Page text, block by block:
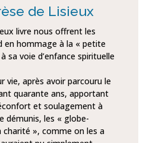
de Lisieux
livre nous offrent les
en hommage à la « petite
sa voie d’enfance spirituelle
vie, après avoir parcouru le
quarante ans, apportant
et soulagement à
démunis, les « globe-
», comme on les a